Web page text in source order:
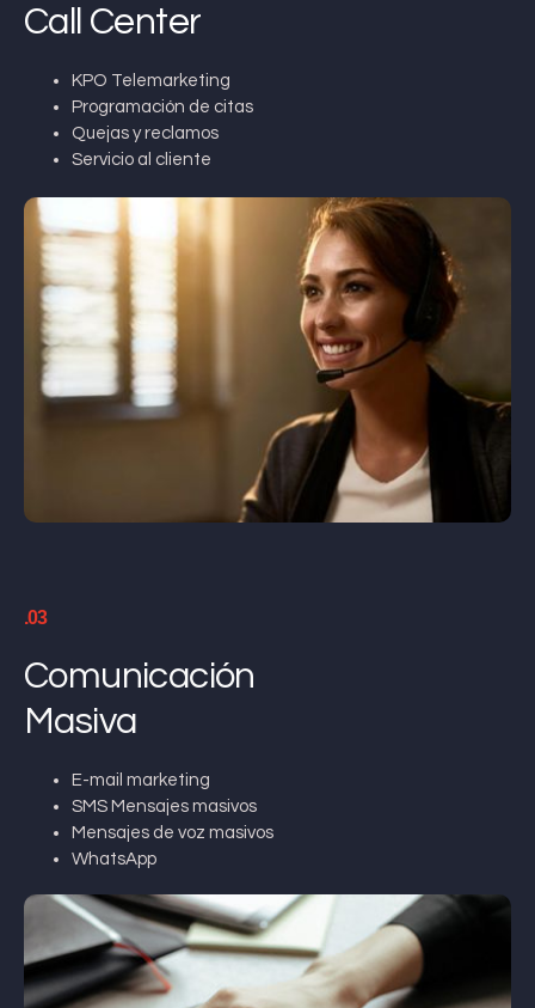
Call Center
KPO Telemarketing
Programación de citas
Quejas y reclamos
Servicio al cliente
.03
Comunicación
Masiva
E-mail marketing
SMS Mensajes masivos
Mensajes de voz masivos
WhatsApp